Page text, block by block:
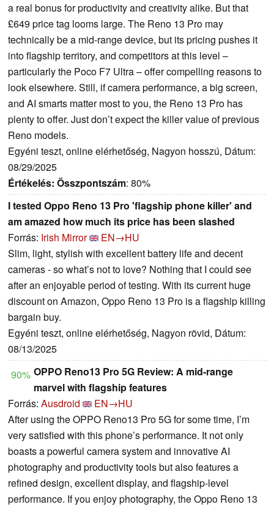
a real bonus for productivity and creativity alike. But that
£649 price tag looms large. The Reno 13 Pro may
technically be a mid-range device, but its pricing pushes it
into flagship territory, and competitors at this level –
particularly the Poco F7 Ultra – offer compelling reasons to
look elsewhere. Still, if camera performance, a big screen,
and AI smarts matter most to you, the Reno 13 Pro has
plenty to offer. Just don’t expect the killer value of previous
Reno models.
Egyéni teszt, online elérhetőség, Nagyon hosszú, Dátum:
08/29/2025
Értékelés: Összpontszám: 80%
I tested Oppo Reno 13 Pro 'flagship phone killer' and
am amazed how much its price has been slashed
Forrás: Irish Mirror
EN→HU
Slim, light, stylish with excellent battery life and decent
cameras - so what’s not to love? Nothing that I could see
after an enjoyable period of testing. With its current huge
discount on Amazon, Oppo Reno 13 Pro is a flagship killing
bargain buy.
Egyéni teszt, online elérhetőség, Nagyon rövid, Dátum:
08/13/2025
90% OPPO Reno13 Pro 5G Review: A mid-range
marvel with flagship features
Forrás: Ausdroid
EN→HU
After using the OPPO Reno13 Pro 5G for some time, I’m
very satisfied with this phone’s performance. It not only
boasts a powerful camera system and innovative AI
photography and productivity tools but also features a
refined design, excellent display, and flagship-level
performance. If you enjoy photography, the Oppo Reno 13